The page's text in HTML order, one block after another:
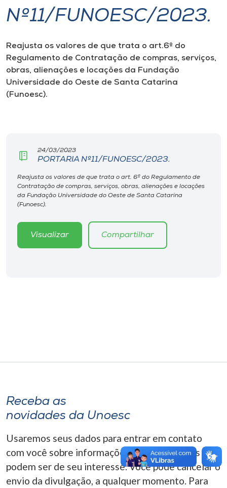
I.nova
Diplomados
Cultura
Editora
Rádio
Museu
Nº11/FUNOESC/2023.
Reajusta os valores de que trata o art.6º do
Regulamento de Contratação de compras, serviços,
obras, alienações e locações da Fundação
Universidade do Oeste de Santa Catarina
(Funoesc).
24/03/2023
PORTARIA Nº11/FUNOESC/2023.
Reajusta os valores de que trata o art. 6º do Regulamento de
Contratação de compras, serviços, obras, alienações e locações
da Fundação Universidade do Oeste de Santa Catarina
(Funoesc).
Visualizar Compartilhar
Receba as
novidades da Unoesc
Usaremos seus dados para entrar em contato
com você sobre informações correlacionadas que
podem ser de seu interesse. Você pode cancelar o
envio da divulgação, a qualquer momento. Para